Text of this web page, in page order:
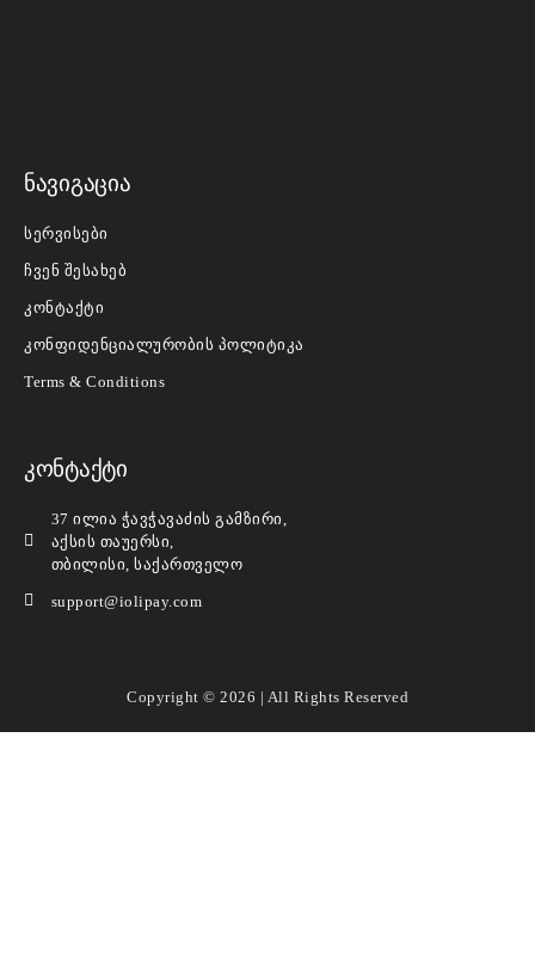
ნავიგაცია
სერვისები
ჩვენ შესახებ
კონტაქტი
კონფიდენციალურობის პოლიტიკა
Terms & Conditions
კონტაქტი
37 ილია ჭავჭავაძის გამზირი,
აქსის თაუერსი,
თბილისი, საქართველო
support@iolipay.com
Copyright © 2026 | All Rights Reserved